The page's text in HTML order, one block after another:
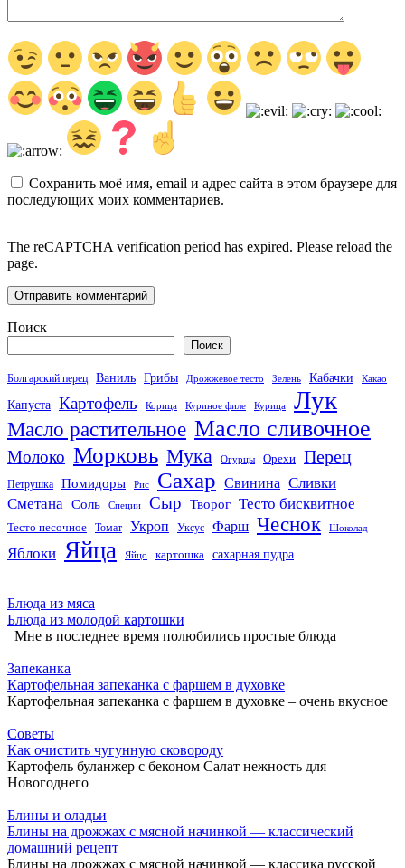
Сохранить моё имя, email и адрес сайта в этом браузере для
последующих моих комментариев.
The reCAPTCHA verification period has expired. Please reload the
page.
Поиск
Поиск
Болгарский перец Ваниль Грибы Дрожжевое тесто Зелень Кабачки Какао
Капуста Картофель Корица Куриное филе Курица Лук
Масло растительное Масло сливочное
Молоко Морковь Мука Огурцы Орехи Перец
Петрушка Помидоры Рис Сахар Свинина Сливки
Сметана Соль Специи Сыр Творог Тесто бисквитное
Тесто песочное Томат Укроп Уксус Фарш Чеснок Шоколад
Яблоки Яйца Яйцо картошка сахарная пудра
Блюда из мяса
Блюда из молодой картошки
Мне в последнее время полюбились простые блюда
Запеканка
Картофельная запеканка с фаршем в духовке
Картофельная запеканка с фаршем в духовке – очень вкусное
Советы
Как очистить чугунную сковороду
Картофель буланжер с беконом Салат нежность для
Новогоднего
Блины и оладьи
Блины на дрожжах с мясной начинкой — классический
домашний рецепт
Блины на дрожжах с мясной начинкой — классика русской